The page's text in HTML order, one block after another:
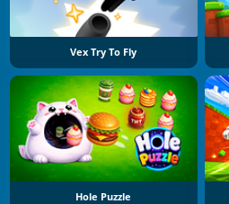
Vex Try To Fly
Hole Puzzle